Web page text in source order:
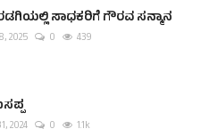
ಸಾಧಕರಿಗೆ ಗೌರವ ಸನ್ಮಾನ
2025 0 439
2024 0 1.1k